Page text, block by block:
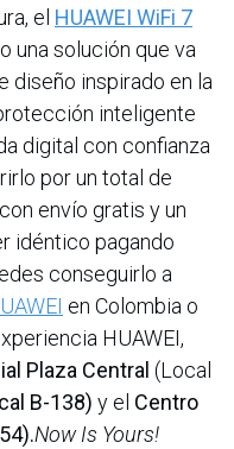
el HUAWEI WiFi 7
una solución que va
diseño inspirado en la
inteligente
digital con confianza
por un total de
envío gratis y un
idéntico pagando
conseguirlo a
en Colombia o
HUAWEI,
Plaza Central (Local
B-138) y el Centro
Now Is Yours!